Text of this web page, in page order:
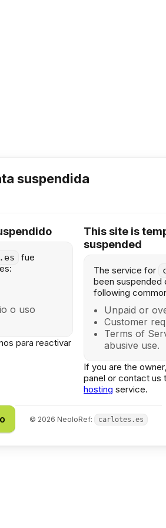
suspendida
fue
o uso
para reactivar
This site is
suspended
The service for
been suspended
following
Unpaid or
Customer
Terms of
abusive use.
If you are the
panel or contact
hosting service.
© 2026 NeoloRef: carlotes.es